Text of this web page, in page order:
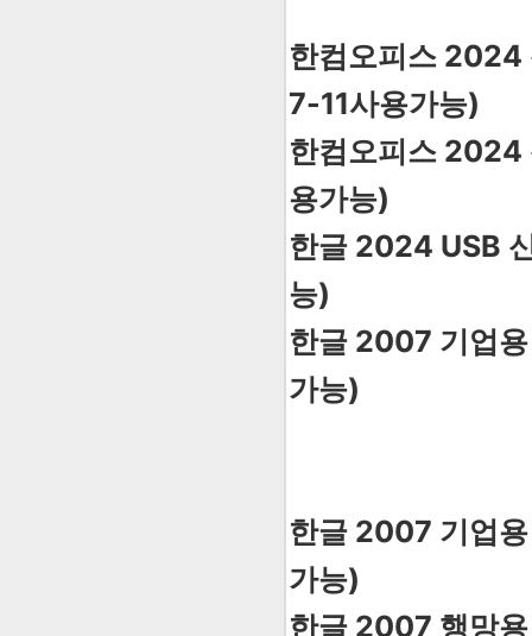
한컴오피스 2024
7-11사용가능)
한컴오피스 2024
용가능)
한글 2024 USB
능)
한글 2007 기업
가능)
한글 2007 기업
가능)
한글 2007 행망